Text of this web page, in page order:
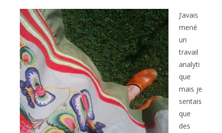
J’avais
mené
un
travail
analyti
que
mais je
sentais
que
des